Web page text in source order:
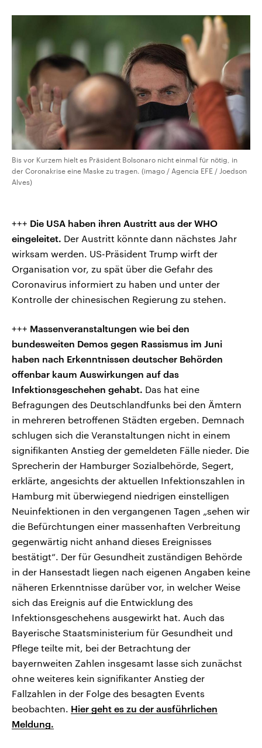
Bis vor Kurzem hielt es Präsident Bolsonaro nicht einmal für nötig, in
der Coronakrise eine Maske zu tragen. (imago / Agencia EFE / Joedson
Alves)
+++ Die USA haben ihren Austritt aus der WHO
eingeleitet. Der Austritt könnte dann nächstes Jahr
wirksam werden. US-Präsident Trump wirft der
Organisation vor, zu spät über die Gefahr des
Coronavirus informiert zu haben und unter der
Kontrolle der chinesischen Regierung zu stehen.
+++ Massenveranstaltungen wie bei den
bundesweiten Demos gegen Rassismus im Juni
haben nach Erkenntnissen deutscher Behörden
offenbar kaum Auswirkungen auf das
Infektionsgeschehen gehabt. Das hat eine
Befragungen des Deutschlandfunks bei den Ämtern
in mehreren betroffenen Städten ergeben. Demnach
schlugen sich die Veranstaltungen nicht in einem
signifikanten Anstieg der gemeldeten Fälle nieder. Die
Sprecherin der Hamburger Sozialbehörde, Segert,
erklärte, angesichts der aktuellen Infektionszahlen in
Hamburg mit überwiegend niedrigen einstelligen
Neuinfektionen in den vergangenen Tagen „sehen wir
die Befürchtungen einer massenhaften Verbreitung
gegenwärtig nicht anhand dieses Ereignisses
bestätigt“. Der für Gesundheit zuständigen Behörde
in der Hansestadt liegen nach eigenen Angaben keine
näheren Erkenntnisse darüber vor, in welcher Weise
sich das Ereignis auf die Entwicklung des
Infektionsgeschehens ausgewirkt hat. Auch das
Bayerische Staatsministerium für Gesundheit und
Pflege teilte mit, bei der Betrachtung der
bayernweiten Zahlen insgesamt lasse sich zunächst
ohne weiteres kein signifikanter Anstieg der
Fallzahlen in der Folge des besagten Events
beobachten. Hier geht es zu der ausführlichen
Meldung.